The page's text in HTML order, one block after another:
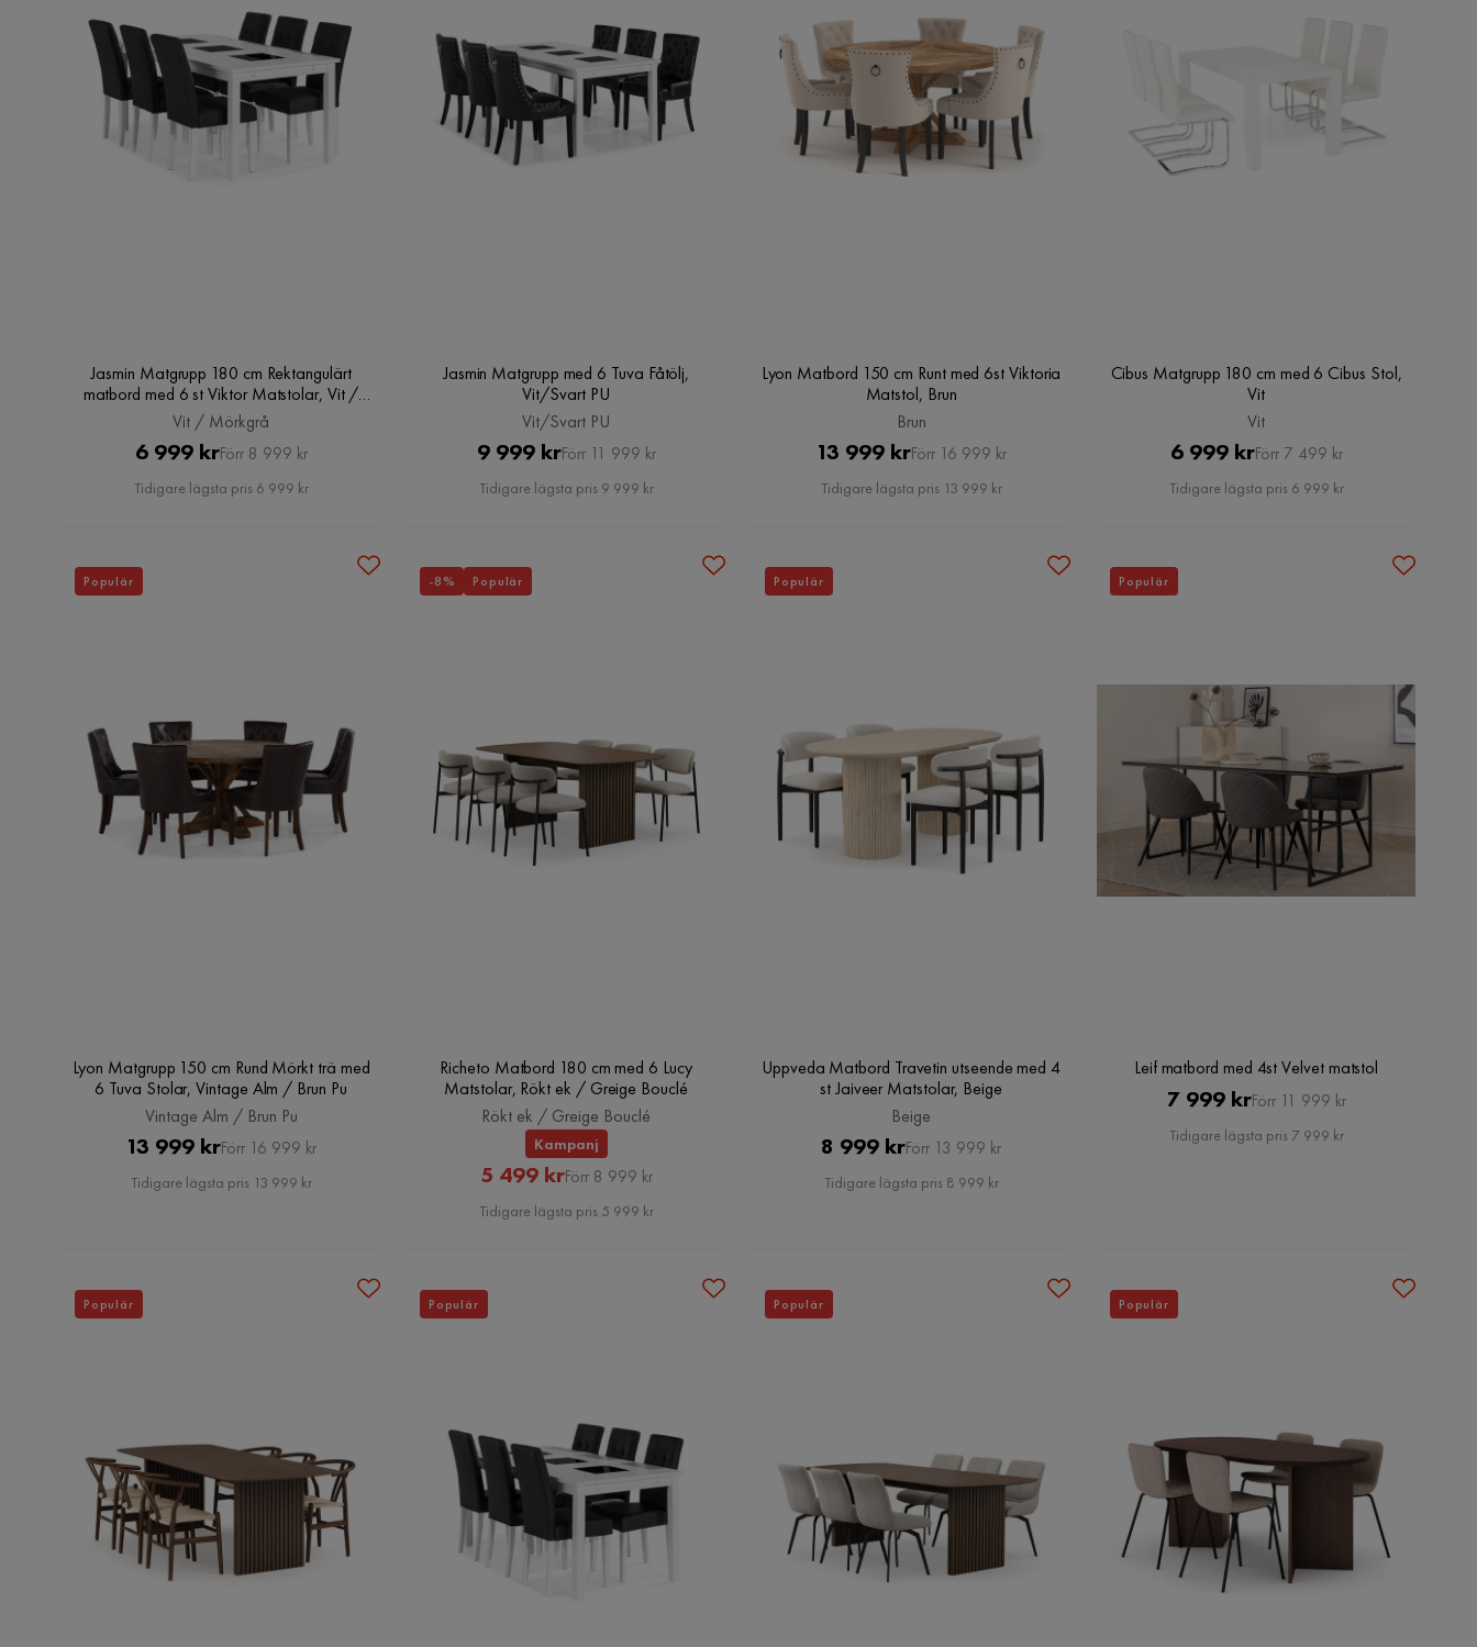
Jasmin Matgrupp 180 cm Rektangulärt
matbord med 6 st Viktor Matstolar, Vit /
Mörkgrå
Vit / Mörkgrå
Pris
6 999 krOriginal
Pris
Förr 8 999 kr
Tidigare lägsta pris 6 999 kr
Jasmin Matgrupp med 6 Tuva Fåtölj,
Vit/Svart PU
Vit/Svart PU
Pris
9 999 krOriginal
Pris
Förr 11 999 kr
Tidigare lägsta pris 9 999 kr
Lyon Matbord 150 cm Runt med 6st Viktoria
Matstol, Brun
Brun
Pris
13 999 krOriginal
Pris
Förr 16 999 kr
Tidigare lägsta pris 13 999 kr
Cibus Matgrupp 180 cm med 6 Cibus Stol,
Vit
Vit
Pris
6 999 krOriginal
Pris
Förr 7 499 kr
Tidigare lägsta pris 6 999 kr
Lyon Matgrupp 150 cm Rund Mörkt trä med
6 Tuva Stolar, Vintage Alm / Brun Pu
Vintage Alm / Brun Pu
Pris
13 999 krOriginal
Pris
Förr 16 999 kr
Tidigare lägsta pris 13 999 kr
Populär
Richeto Matbord 180 cm med 6 Lucy
Matstolar, Rökt ek / Greige Bouclé
Rökt ek / Greige Bouclé
Kampanj
Rabatterat
Pris
5 499 krOriginal
Pris
Förr 8 999 kr
Tidigare lägsta pris 5 999 kr
-8% Populär
Uppveda Matbord Travetin utseende med 4
st Jaiveer Matstolar, Beige
Beige
Pris
8 999 krOriginal
Pris
Förr 13 999 kr
Tidigare lägsta pris 8 999 kr
Populär
Leif matbord med 4st Velvet matstol
Pris
7 999 krOriginal
Pris
Förr 11 999 kr
Tidigare lägsta pris 7 999 kr
Populär
Populär Populär Populär Populär